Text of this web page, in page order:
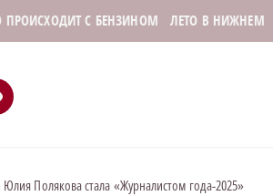
ПРОИСХОДИТ С БЕНЗИНОМ ЛЕТО В НИЖНЕМ
Полякова стала «Журналистом года-2025»